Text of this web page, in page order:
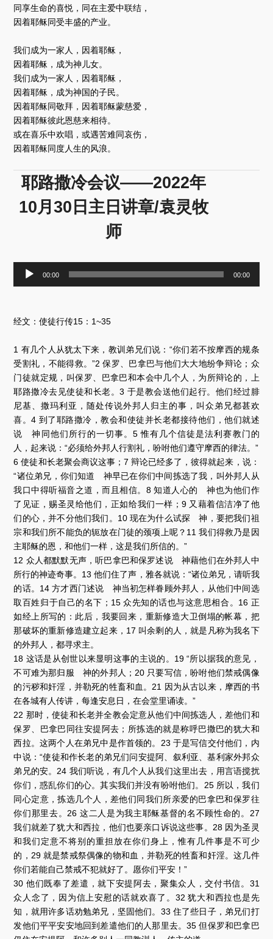
同享生命的喜悦，同在主爱中联结，
因着耶稣同受丰盛的产业。
我们成为一家人，因着耶稣，
因着耶稣，成为神儿女。
我们成为一家人，因着耶稣，
因着耶稣，成为神国的子民。
因着耶稣同敬拜，因着耶稣蒙慈爱，
因着耶稣彼此恩慈来相待。
或在喜乐中欢唱，或遇苦难同哀伤，
因着耶稣同度人生的风浪。
耶路撒冷会议——2022年
10月30日主日讲章/袁灵牧
师
器
00:00 00:00
经文：使徒行传15：1~35
1 有几个人从犹太下来，教训弟兄们说：“你们若不按摩西的规条
受割礼，不能得救。”2 保罗、巴拿巴与他们大大地纷争辩论；众
门徒就定规，叫保罗、巴拿巴和本会中几个人，为所辩论的，上
耶路撒冷去见使徒和长老。3 于是教会送他们起行。他们经过腓
尼基、撒玛利亚，随处传说外邦人归主的事，叫众弟兄都甚欢
喜。4 到了耶路撒冷，教会和使徒并长老都接待他们，他们就述
说 神同他们所行的一切事。5 惟有几个信徒是法利赛教门的
人，起来说：“必须给外邦人行割礼，吩咐他们遵守摩西的律法。”
6 使徒和长老聚会商议这事；7 辩论已经多了，彼得就起来，说：
“诸位弟兄，你们知道 神早已在你们中间拣选了我，叫外邦人从
我口中得听福音之道，而且相信。8 知道人心的 神也为他们作
了见证，赐圣灵给他们，正如给我们一样；9 又藉着信洁净了他
们的心，并不分他们我们。10 现在为什么试探 神，要把我们祖
宗和我们所不能负的轭放在门徒的颈项上呢？11 我们得救乃是因
主耶稣的恩，和他们一样，这是我们所信的。”
12 众人都默默无声，听巴拿巴和保罗述说 神藉他们在外邦人中
所行的神迹奇事。13 他们住了声，雅各就说：“诸位弟兄，请听我
的话。14 方才西门述说 神当初怎样眷顾外邦人，从他们中间选
取百姓归于自己的名下；15 众先知的话也与这意思相合。16 正
如经上所写的：此后，我要回来，重新修造大卫倒塌的帐幕，把
那破坏的重新修造建立起来，17 叫余剩的人，就是凡称为我名下
的外邦人，都寻求主。
18 这话是从创世以来显明这事的主说的。19 “所以据我的意见，
不可难为那归服 神的外邦人；20 只要写信，吩咐他们禁戒偶像
的污秽和奸淫，并勒死的牲畜和血。21 因为从古以来，摩西的书
在各城有人传讲，每逢安息日，在会堂里诵读。”
22 那时，使徒和长老并全教会定意从他们中间拣选人，差他们和
保罗、巴拿巴同往安提阿去；所拣选的就是称呼巴撒巴的犹大和
西拉。这两个人在弟兄中是作首领的。23 于是写信交付他们，内
中说：“使徒和作长老的弟兄们问安提阿、叙利亚、基利家外邦众
弟兄的安。24 我们听说，有几个人从我们这里出去，用言语搅扰
你们，惑乱你们的心。其实我们并没有吩咐他们。25 所以，我们
同心定意，拣选几个人，差他们同我们所亲爱的巴拿巴和保罗往
你们那里去。26 这二人是为我主耶稣基督的名不顾性命的。27
我们就差了犹大和西拉，他们也要亲口诉说这些事。28 因为圣灵
和我们定意不将别的重担放在你们身上，惟有几件事是不可少
的，29 就是禁戒祭偶像的物和血，并勒死的牲畜和奸淫。这几件
你们若能自己禁戒不犯就好了。愿你们平安！”
30 他们既奉了差遣，就下安提阿去，聚集众人，交付书信。31
众人念了，因为信上安慰的话就欢喜了。32 犹大和西拉也是先
知，就用许多话劝勉弟兄，坚固他们。33 住了些日子，弟兄们打
发他们平平安安地回到差遣他们的人那里去。35 但保罗和巴拿巴